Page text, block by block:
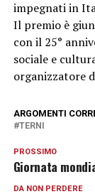
impegnati in
Il premio è
con il 25°
sociale e
organizzatore
ARGOMENTI
TERNI
PROSSIMO
Giornata
DA NON PERDERE